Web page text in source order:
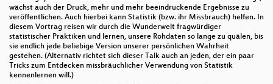
wächst auch der Druck, mehr und mehr beeindruckende Ergebnisse zu
veröffentlichen. Auch hierbei kann Statistik (bzw. ihr Missbrauch) helfen. In
diesem Vortrag reisen wir durch die Wunderwelt fragwürdiger
statistischer Praktiken und lernen, unsere Rohdaten so lange zu quälen, bis
sie endlich jede beliebige Version unserer persönlichen Wahrheit
gestehen. (Alternativ richtet sich dieser Talk auch an jeden, der ein paar
Tricks zum Entdecken missbräuchlicher Verwendung von Statistik
kennenlernen will.)